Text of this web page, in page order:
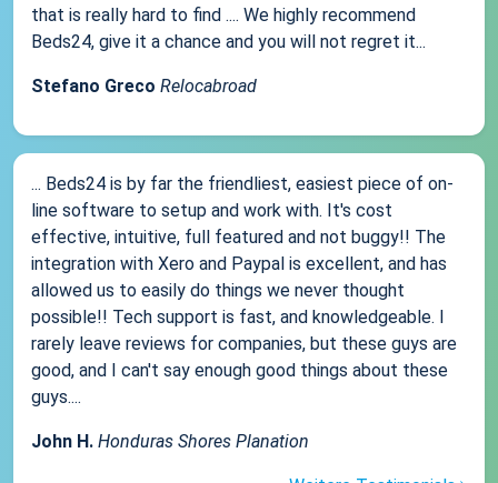
that is really hard to find .... We highly recommend
Beds24, give it a chance and you will not regret it...
Stefano Greco Relocabroad
... Beds24 is by far the friendliest, easiest piece of on-
line software to setup and work with. It's cost
effective, intuitive, full featured and not buggy!! The
integration with Xero and Paypal is excellent, and has
allowed us to easily do things we never thought
possible!! Tech support is fast, and knowledgeable. I
rarely leave reviews for companies, but these guys are
good, and I can't say enough good things about these
guys....
John H. Honduras Shores Planation